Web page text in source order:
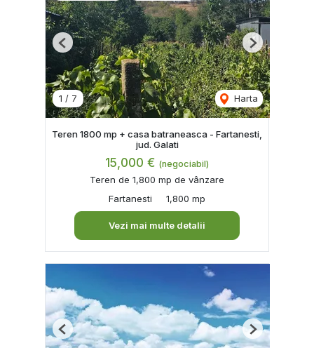
1 / 7 Harta
Previous Next
Teren 1800 mp + casa batraneasca - Fartanesti,
jud. Galati
15,000 € (negociabil)
Teren de 1,800 mp de vânzare
Fartanesti
1,800 mp
Vezi mai multe detalii
Previous Next